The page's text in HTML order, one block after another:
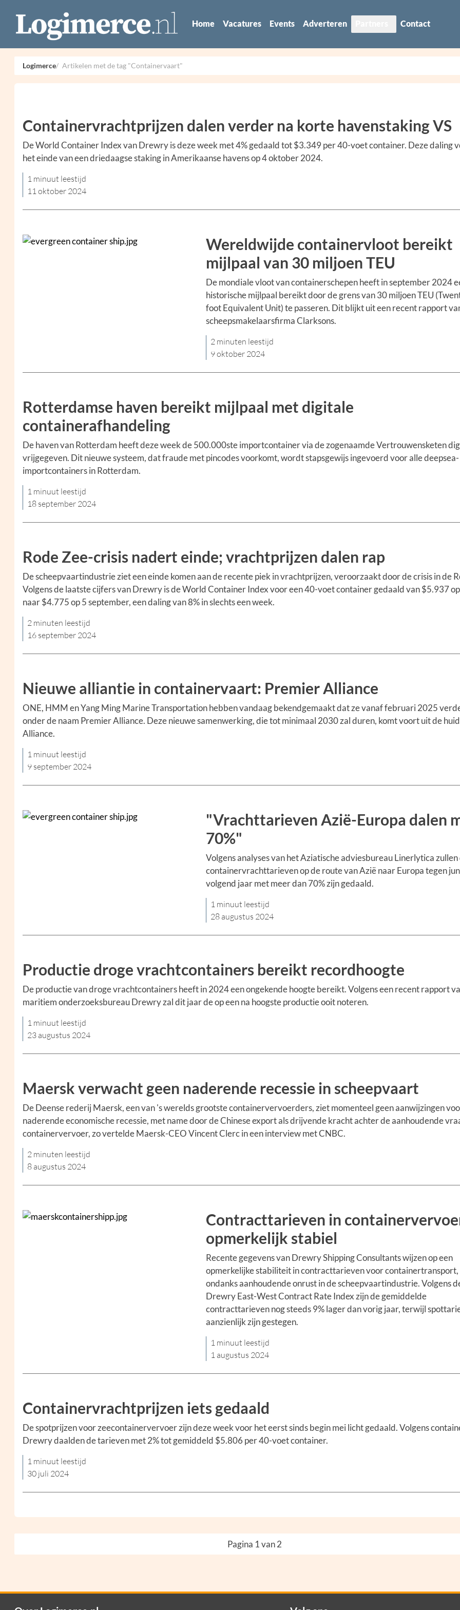
Home Vacatures Events Adverteren Contact
Logimerce Artikelen met de tag "Containervaart"
Containervrachtprijzen dalen verder na korte havenstaking VS
De World Container Index van Drewry is deze week met 4% gedaald tot $3.349 per 40-voet container. Deze daling
het einde van een driedaagse staking in Amerikaanse havens op 4 oktober 2024.
1 minuut leestijd
11 oktober 2024
Wereldwijde containervloot bereikt
mijlpaal van 30 miljoen TEU
De mondiale vloot van containerschepen heeft in september 2024
historische mijlpaal bereikt door de grens van 30 miljoen TEU
foot Equivalent Unit) te passeren. Dit blijkt uit een recent rapport
scheepsmakelaarsfirma Clarksons.
2 minuten leestijd
9 oktober 2024
Rotterdamse haven bereikt mijlpaal met digitale
containerafhandeling
De haven van Rotterdam heeft deze week de 500.000ste importcontainer via de zogenaamde Vertrouwensketen
vrijgegeven. Dit nieuwe systeem, dat fraude met pincodes voorkomt, wordt stapsgewijs ingevoerd voor alle deepsea-
importcontainers in Rotterdam.
1 minuut leestijd
18 september 2024
Rode Zee-crisis nadert einde; vrachtprijzen dalen rap
De scheepvaartindustrie ziet een einde komen aan de recente piek in vrachtprijzen, veroorzaakt door de crisis in de
Volgens de laatste cijfers van Drewry is de World Container Index voor een 40-voet container gedaald van $5.937
naar $4.775 op 5 september, een daling van 8% in slechts een week.
2 minuten leestijd
16 september 2024
Nieuwe alliantie in containervaart: Premier Alliance
ONE, HMM en Yang Ming Marine Transportation hebben vandaag bekendgemaakt dat ze vanaf februari 2025
onder de naam Premier Alliance. Deze nieuwe samenwerking, die tot minimaal 2030 zal duren, komt voort uit de
Alliance.
1 minuut leestijd
9 september 2024
"Vrachttarieven Azië-Europa dalen
70%"
Volgens analyses van het Aziatische adviesbureau Linerlytica zullen
containervrachttarieven op de route van Azië naar Europa tegen
volgend jaar met meer dan 70% zijn gedaald.
1 minuut leestijd
28 augustus 2024
Productie droge vrachtcontainers bereikt recordhoogte
De productie van droge vrachtcontainers heeft in 2024 een ongekende hoogte bereikt. Volgens een recent rapport
maritiem onderzoeksbureau Drewry zal dit jaar de op een na hoogste productie ooit noteren.
1 minuut leestijd
23 augustus 2024
Maersk verwacht geen naderende recessie in scheepvaart
De Deense rederij Maersk, een van 's werelds grootste containervervoerders, ziet momenteel geen aanwijzingen
naderende economische recessie, met name door de Chinese export als drijvende kracht achter de aanhoudende
containervervoer, zo vertelde Maersk-CEO Vincent Clerc in een interview met CNBC.
2 minuten leestijd
8 augustus 2024
Contracttarieven in
opmerkelijk stabiel
Recente gegevens van Drewry Shipping Consultants wijzen op een
opmerkelijke stabiliteit in contracttarieven voor containertransport,
ondanks aanhoudende onrust in de scheepvaartindustrie. Volgens
Drewry East-West Contract Rate Index zijn de gemiddelde
contracttarieven nog steeds 9% lager dan vorig jaar, terwijl
aanzienlijk zijn gestegen.
1 minuut leestijd
1 augustus 2024
Containervrachtprijzen iets gedaald
De spotprijzen voor zeecontainervervoer zijn deze week voor het eerst sinds begin mei licht gedaald. Volgens
Drewry daalden de tarieven met 2% tot gemiddeld $5.806 per 40-voet container.
1 minuut leestijd
30 juli 2024
Pagina 1 van 2